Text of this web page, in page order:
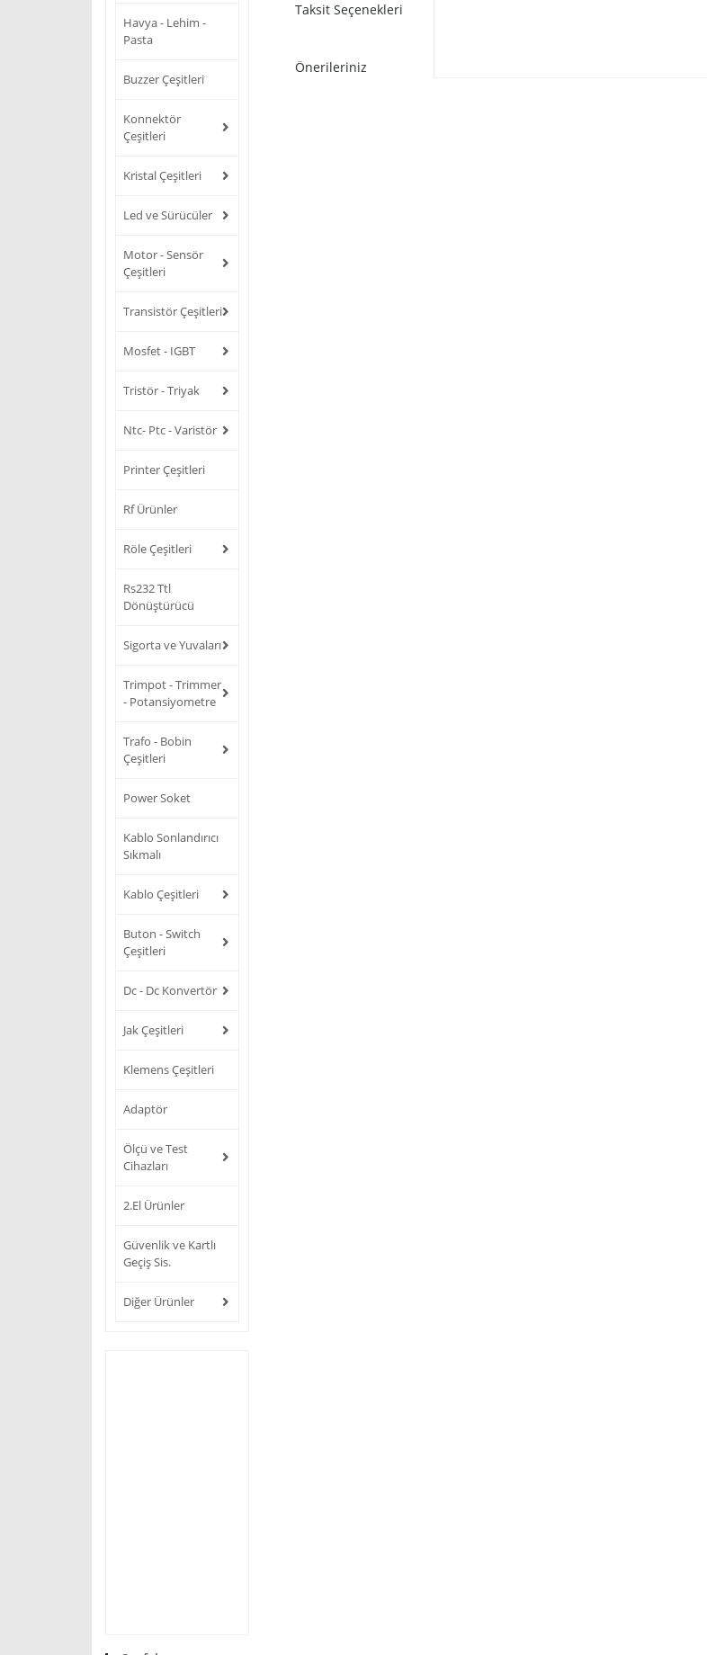
Havya - Lehim -
Pasta
Buzzer Çeşitleri
Konnektör
Çeşitleri
Kristal Çeşitleri
Led ve Sürücüler
Motor - Sensör
Çeşitleri
Transistör Çeşitleri
Mosfet - IGBT
Tristör - Triyak
Ntc- Ptc - Varistör
Printer Çeşitleri
Rf Ürünler
Röle Çeşitleri
Rs232 Ttl
Dönüştürücü
Sigorta ve Yuvaları
Trimpot - Trimmer
- Potansiyometre
Trafo - Bobin
Çeşitleri
Power Soket
Kablo Sonlandırıcı
Sıkmalı
Kablo Çeşitleri
Buton - Switch
Çeşitleri
Dc - Dc Konvertör
Jak Çeşitleri
Klemens Çeşitleri
Adaptör
Ölçü ve Test
Cihazları
2.El Ürünler
Güvenlik ve Kartlı
Geçiş Sis.
Diğer Ürünler
Taksit Seçenekleri
Önerileriniz